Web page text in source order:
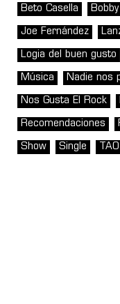
Beto Casella
Joe Fernández
Logia del buen gusto
Música Nadie nos
Nos Gusta El Rock
Recomendaciones
Show Single TAO